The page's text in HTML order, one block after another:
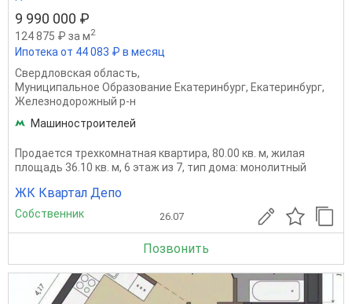
9 990 000 ₽
124 875 ₽ за м2
Ипотека от 44 083 ₽ в месяц
Свердловская область,
Муниципальное Образование Екатеринбург, Екатеринбург,
Железнодорожный р-н
Машиностроителей
Продается трехкомнатная квартира, 80.00 кв. м, жилая
площадь 36.10 кв. м, 6 этаж из 7, тип дома: монолитный
ЖК Квартал Депо
Собственник 26.07
Позвонить